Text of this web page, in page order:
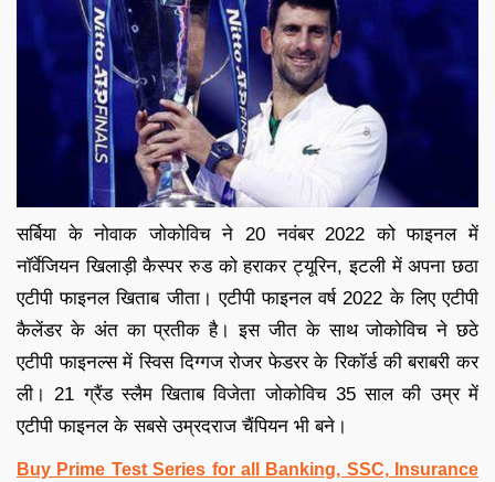
सर्बिया के नोवाक जोकोविच ने 20 नवंबर 2022 को फाइनल में
नॉर्वेजियन खिलाड़ी कैस्पर रुड को हराकर ट्यूरिन, इटली में अपना छठा
एटीपी फाइनल खिताब जीता। एटीपी फाइनल वर्ष 2022 के लिए एटीपी
कैलेंडर के अंत का प्रतीक है। इस जीत के साथ जोकोविच ने छठे
एटीपी फाइनल्स में स्विस दिग्गज रोजर फेडरर के रिकॉर्ड की बराबरी कर
ली। 21 ग्रैंड स्लैम खिताब विजेता जोकोविच 35 साल की उम्र में
एटीपी फाइनल के सबसे उम्रदराज चैंपियन भी बने।
Buy Prime Test Series for all Banking, SSC, Insurance